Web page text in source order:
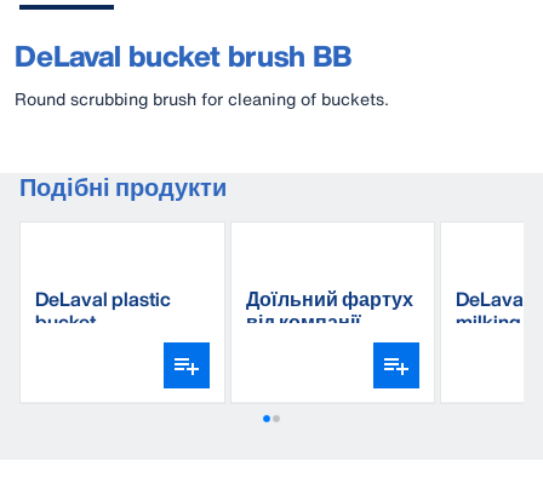
DeLaval bucket brush BB
Round scrubbing brush for cleaning of buckets.
Подібні продукти
DeLaval plastic
bucket
Доїльний фартух
від компанії
DeLaval
milking